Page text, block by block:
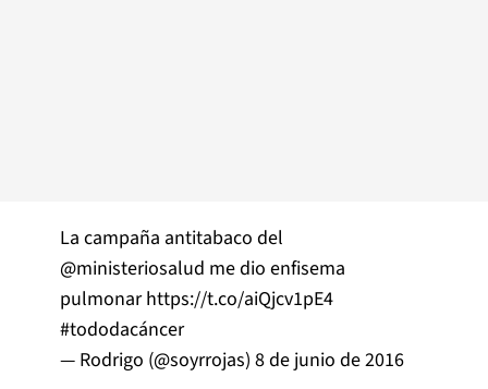
La campaña antitabaco del
@ministeriosalud me dio enfisema
pulmonarhttps://t.co/aiQjcv1pE4
#tododacáncer
— Rodrigo (@soyrrojas) 8 de junio de 2016